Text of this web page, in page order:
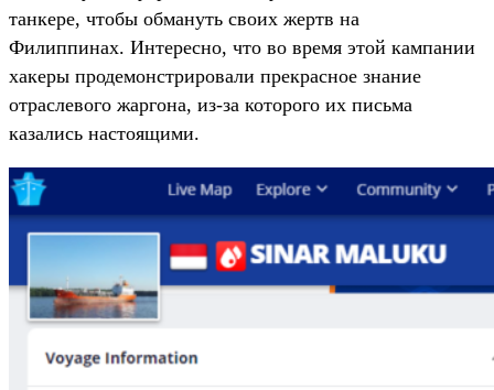
танкере, чтобы обмануть своих жертв на
Филиппинах. Интересно, что во время этой кампании
хакеры продемонстрировали прекрасное знание
отраслевого жаргона, из-за которого их письма
казались настоящими.